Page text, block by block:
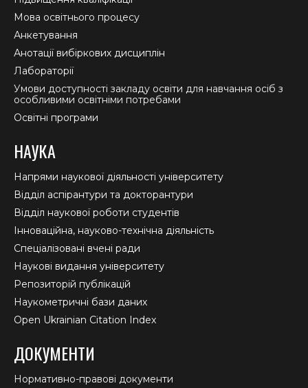
Мова освітнього процесу
Анкетування
Анотації вибіркових дисциплін
Лабораторії
Умови доступності закладу освіти для навчання осіб з
особливими освітніми потребами
Освітні програми
НАУКА
Напрями наукової діяльності університету
Відділ аспірантури та докторантури
Відділ наукової роботи студентів
Інноваційна, науково-технічна діяльність
Спеціалізовані вчені ради
Наукові видання університету
Репозиторій публікацій
Наукометричні бази даних
Open Ukrainian Citation Index
ДОКУМЕНТИ
Нормативно-правові документи